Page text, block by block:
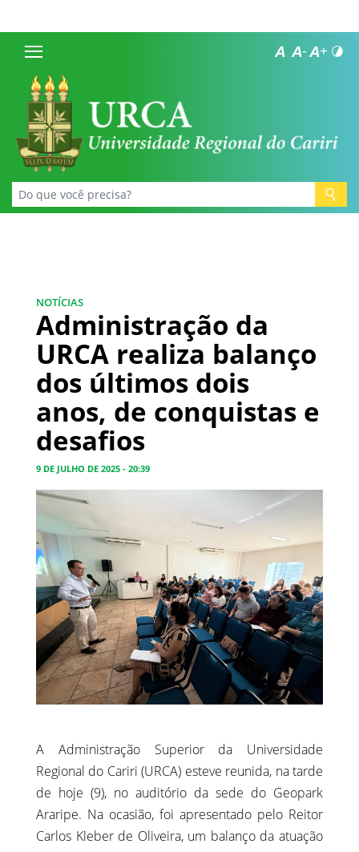
NOTÍCIAS
Administração da
URCA realiza balanço
dos últimos dois
anos, de conquistas e
desafios
9 DE JULHO DE 2025 - 20:39
A Administração Superior da Universidade
Regional do Cariri (URCA) esteve reunida, na tarde
de hoje (9), no auditório da sede do Geopark
Araripe. Na ocasião, foi apresentado pelo Reitor
Carlos Kleber de Oliveira, um balanço da atuação